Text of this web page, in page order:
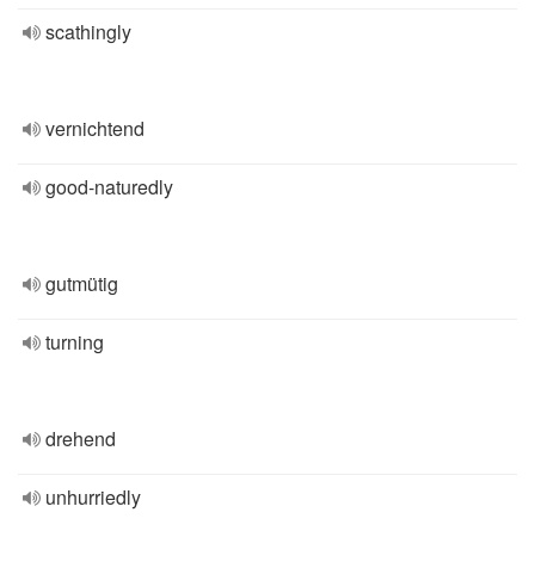
scathingly
vernichtend
good-naturedly
gutmütig
turning
drehend
unhurriedly